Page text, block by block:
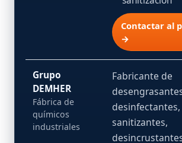
Contactar al
→
Grupo
DEMHER
Fábrica de
químicos
industriales
Fabricante de
desinfectantes,
sanitizantes,